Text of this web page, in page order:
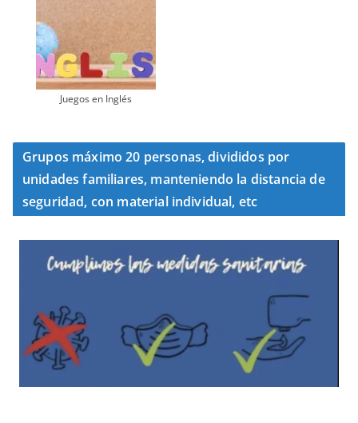
Juegos en Inglés
Grupos máximo 20 personas, divididos por
unidades familiares, manteniendo la distancia de
seguridad, con material individual, etc